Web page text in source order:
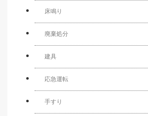
床鳴り
廃棄処分
建具
応急運転
手すり